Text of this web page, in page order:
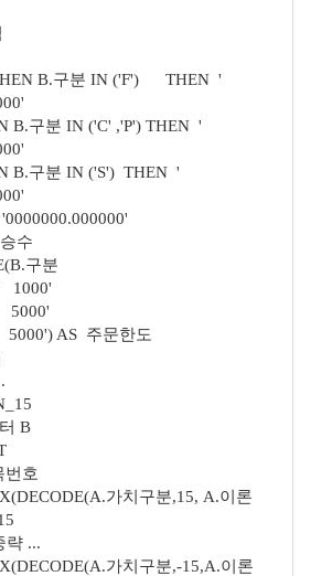
B.구분 IN ('F') THEN '
분 IN ('C' ,'P') THEN '
구분 IN ('S') THEN '
수
구분
AS 주문한도
B
호
가치구분,15, A.이론
...
가치구분,-15,A.이론